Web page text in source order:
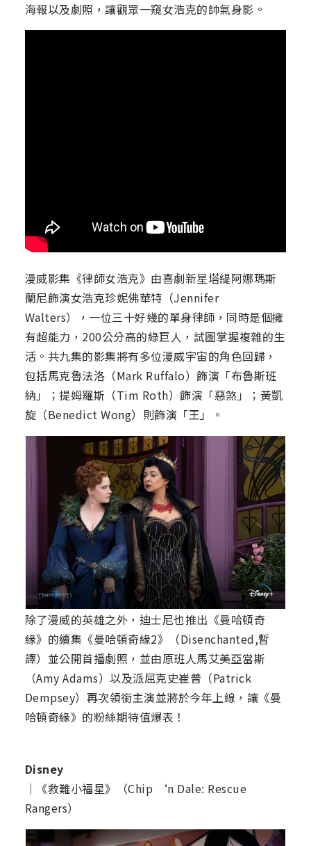
海報以及劇照，讓觀眾一窺女浩克的帥氣身影。
漫威影集《律師女浩克》由喜劇新星塔緹阿娜瑪斯
蘭尼飾演女浩克珍妮佛華特（Jennifer
Walters），一位三十好幾的單身律師，同時是個擁
有超能力，200公分高的綠巨人，試圖掌握複雜的生
活。共九集的影集將有多位漫威宇宙的角色回歸，
包括馬克魯法洛（Mark Ruffalo）飾演「布魯斯班
納」；提姆羅斯（Tim Roth）飾演「惡煞」；黃凱
旋（Benedict Wong）則飾演「王」。
除了漫威的英雄之外，迪士尼也推出《曼哈頓奇
緣》的續集《曼哈頓奇緣2》（Disenchanted,暫
譯）並公開首播劇照，並由原班人馬艾美亞當斯
（Amy Adams）以及派屈克史崔普（Patrick
Dempsey）再次領銜主演並將於今年上線，讓《曼
哈頓奇緣》的粉絲期待值爆表！
Disney
｜《救難小福星》（Chip ‘n Dale: Rescue
Rangers）